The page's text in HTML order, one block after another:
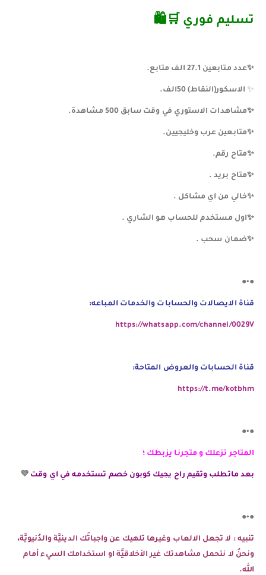
تسليم فوري ️🛒🛍
✨️️️️️️️️️️️عدد متابعين 27.1 الف متابع.
✨️ الاسكور(النقاط) 50الف.
✨️️️️️️️مشاهدات الاستوري في وقت سابق 500 مشاهدة.
✨️️️️️️️️️️️متابعين عرب وخليجيين.
️️️️️️️️️️️✨️متاح رقم.
✨️️️️️️️️️️️️متاح بريد .
✨️️️️️️️️️️️️خالي من اي مشاكل .
✨️️️️️️️️️️️️اول مستخدم للحساب هو الشاري .
✨️️️️️️️️️️️️ضمان سحب .
●•●
قناة الايصالات والحسابات والخدمات المباعه:
https://whatsapp.com/channel/0029V
قناة الحسابات والعروض المتاحة:
https://t.me/kotbhm
●•●
المتاجر تزعلك و متجرنا يزبطك ؛
بعد ماتطلب وتقيم راح يجيك كوبون خصم تستخدمه في اي وقت 💜
●•●
تنبيه : لا تجعل الالعاب وغيرها تلهيك عن واجباتَك الدينيَّة والدُنيويَّة،
ونحنُ لا نتحمل مشاهدتك غير الأخلاقيَّة او استخدامك السيء أمام
الله.